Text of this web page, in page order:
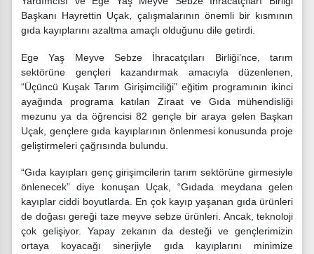
Başkanı Hayrettin Uçak, çalışmalarının önemli bir kısmının
gıda kayıplarını azaltma amaçlı olduğunu dile getirdi.
Ege Yaş Meyve Sebze İhracatçıları Birliği’nce, tarım
sektörüne gençleri kazandırmak amacıyla düzenlenen,
“Üçüncü Kuşak Tarım Girişimciliği” eğitim programının ikinci
ayağında programa katılan Ziraat ve Gıda mühendisliği
mezunu ya da öğrencisi 82 gençle bir araya gelen Başkan
Uçak, gençlere gıda kayıplarının önlenmesi konusunda proje
geliştirmeleri çağrısında bulundu.
“Gıda kayıpları genç girişimcilerin tarım sektörüne girmesiyle
önlenecek” diye konuşan Uçak, “Gıdada meydana gelen
kayıplar ciddi boyutlarda. En çok kayıp yaşanan gıda ürünleri
de doğası gereği taze meyve sebze ürünleri. Ancak, teknoloji
çok gelişiyor. Yapay zekanın da desteği ve gençlerimizin
ortaya koyacağı sinerjiyle gıda kayıplarını minimize